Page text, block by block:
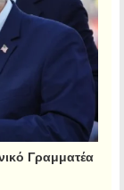
Γραμματέα